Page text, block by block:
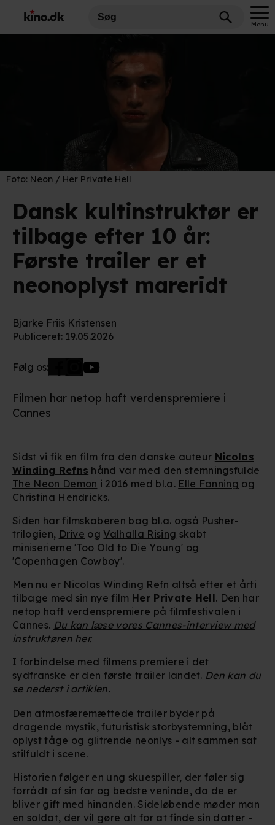
Menu
Foto: Neon / Her Private Hell
Dansk kultinstruktør er
tilbage efter 10 år:
Første trailer er et
neonoplyst mareridt
Bjarke Friis Kristensen
Publiceret: 19.05.2026
Følg os:
Filmen har netop haft verdenspremiere i
Cannes
Sidst vi fik en film fra den danske auteur Nicolas
Winding Refns hånd var med den stemningsfulde
The Neon Demon i 2016 med bl.a. Elle Fanning og
Christina Hendricks.
Siden har filmskaberen bag bl.a. også Pusher-
trilogien, Drive og Valhalla Rising skabt
miniserierne 'Too Old to Die Young' og
'Copenhagen Cowboy'.
Men nu er Nicolas Winding Refn altså efter et årti
tilbage med sin nye film Her Private Hell. Den har
netop haft verdenspremiere på filmfestivalen i
Cannes. Du kan læse vores Cannes-interview med
instruktøren her.
I forbindelse med filmens premiere i det
sydfranske er den første trailer landet. Den kan du
se nederst i artiklen.
Den atmosfæremættede trailer byder på
dragende mystik, futuristisk storbystemning, blåt
oplyst tåge og glitrende neonlys - alt sammen sat
stilfuldt i scene.
Historien følger en ung skuespiller, der føler sig
forrådt af sin far og bedste veninde, da de er
bliver gift med hinanden. Sideløbende møder man
en soldat, der vil gøre alt for at finde sin datter -